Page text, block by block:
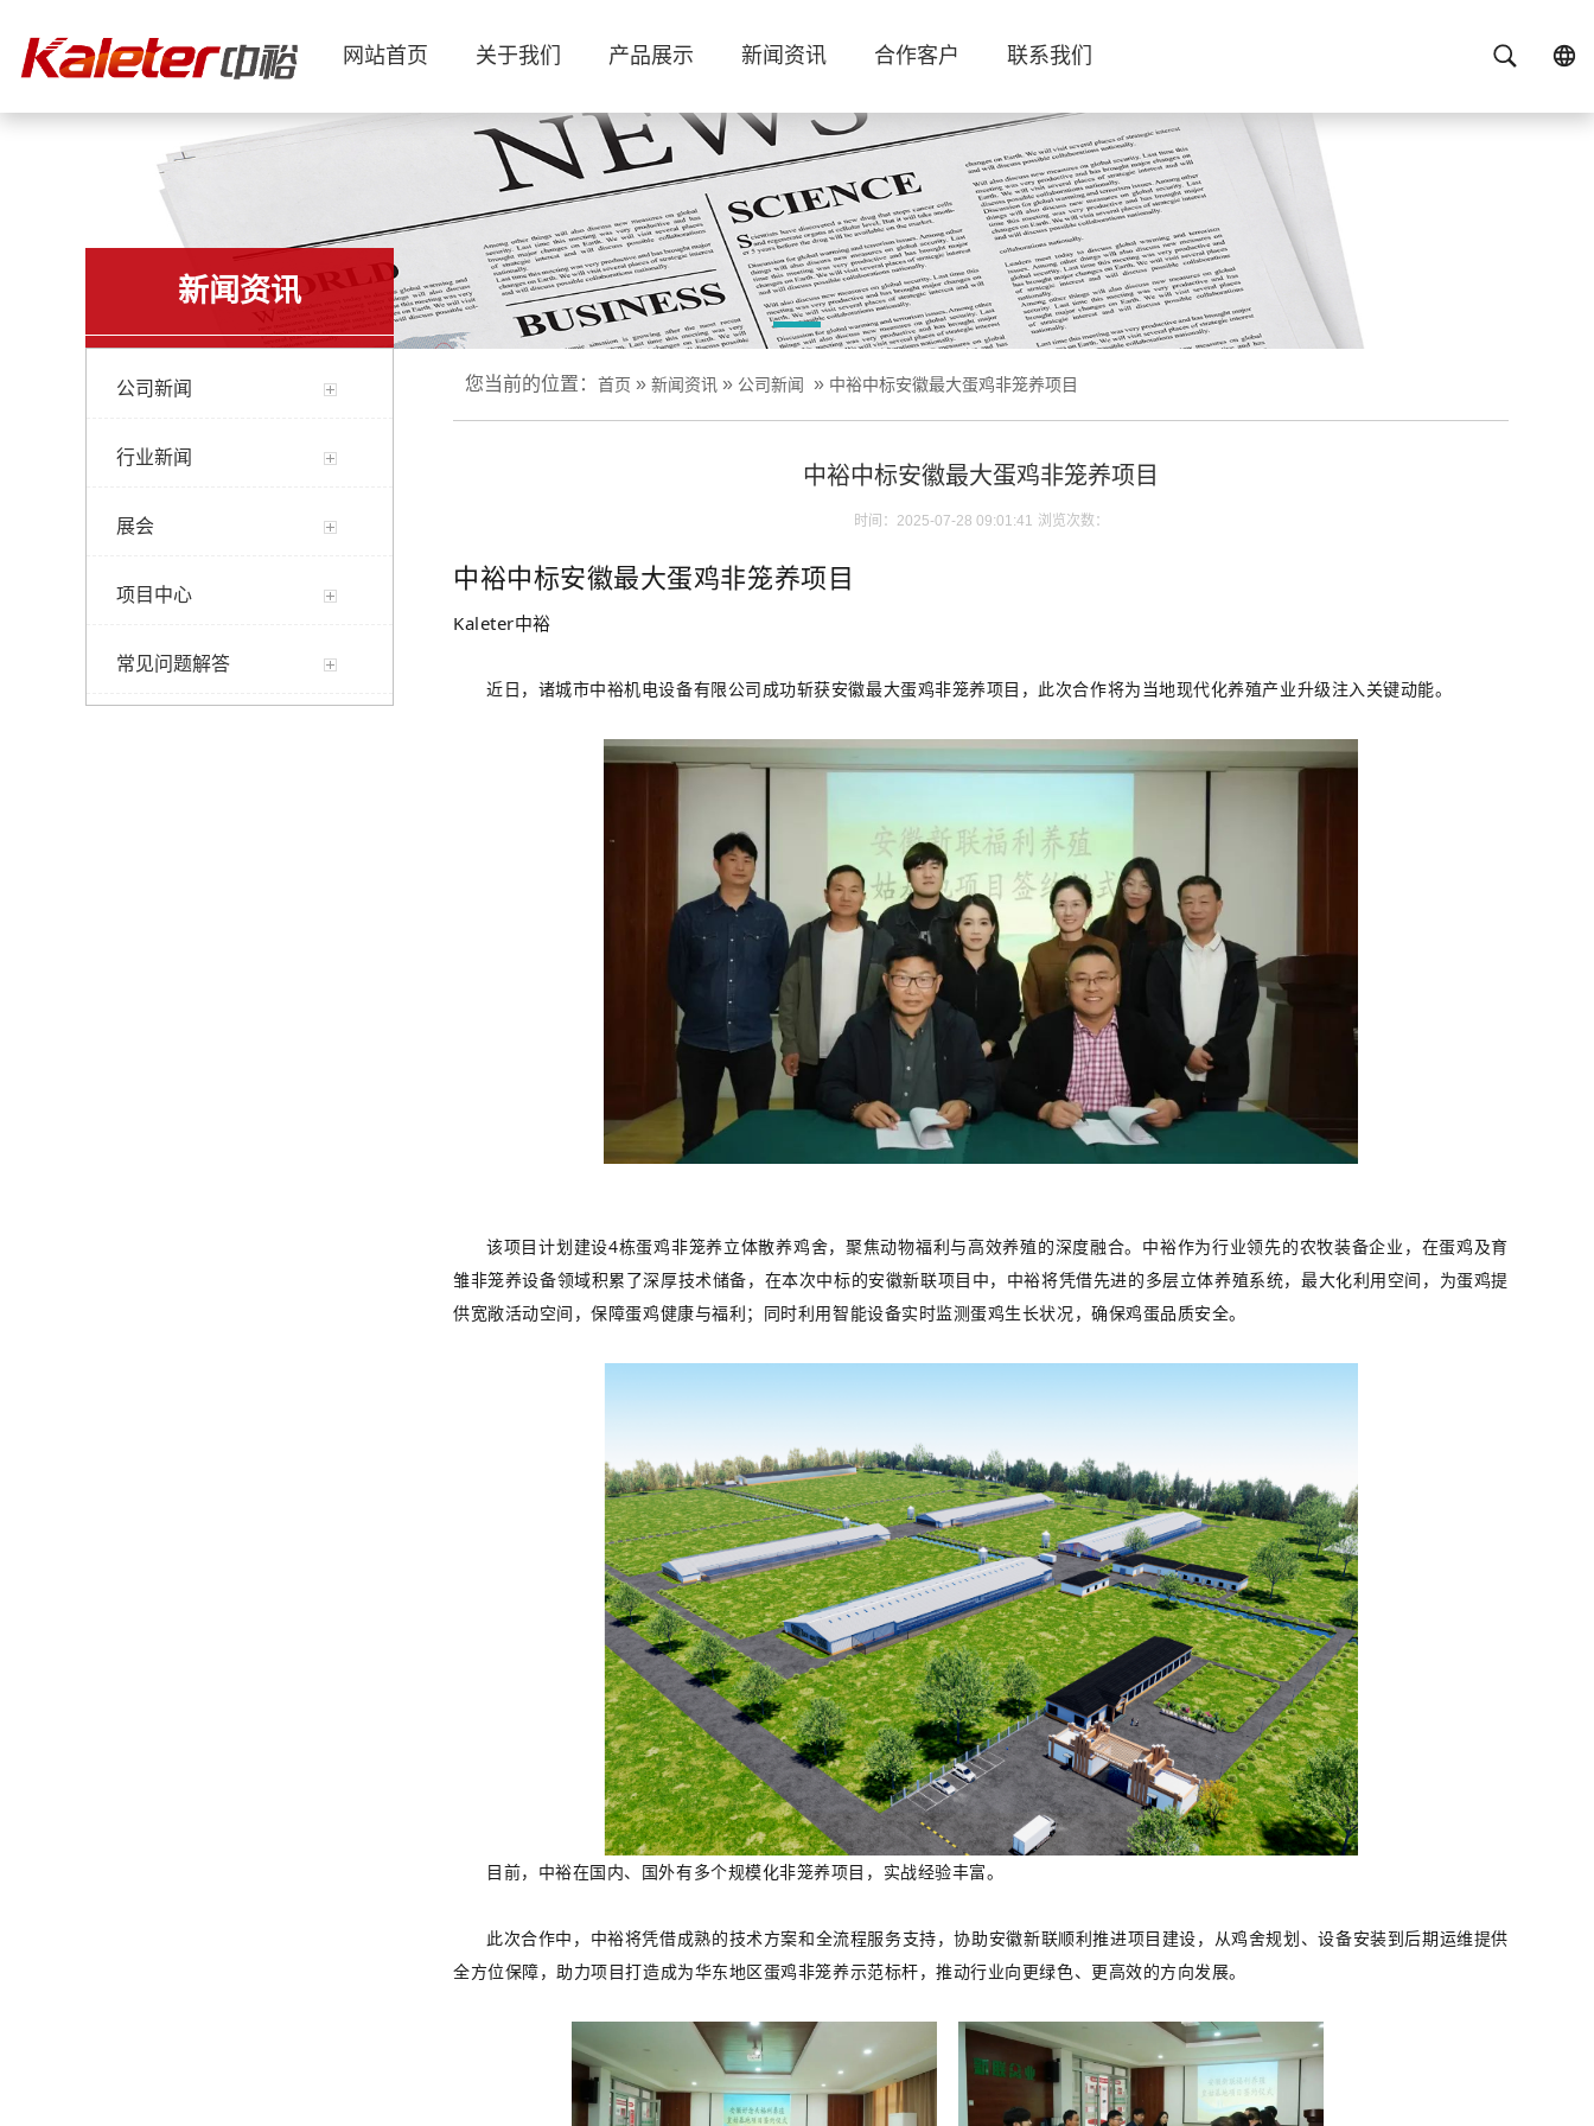
网站首页 关于我们 产品展示 新闻资讯 合作客户 联系我们
新闻资讯
公司新闻
行业新闻
展会
项目中心
常见问题解答
您当前的位置： 首页 » 新闻资讯 » 公司新闻 » 中裕中标安徽最大蛋鸡非笼养项目
中裕中标安徽最大蛋鸡非笼养项目
时间：2025-07-28 09:01:41 浏览次数：
中裕中标安徽最大蛋鸡非笼养项目
Kaleter中裕
近日，诸城市中裕机电设备有限公司成功斩获安徽最大蛋鸡非笼养项目，此次合作将为当地现代化养殖产业升级注入关键动能。
该项目计划建设4栋蛋鸡非笼养立体散养鸡舍，聚焦动物福利与高效养殖的深度融合。中裕作为行业领先的农牧装备企业，在蛋鸡及育
雏非笼养设备领域积累了深厚技术储备，在本次中标的安徽新联项目中，中裕将凭借先进的多层立体养殖系统，最大化利用空间，为蛋鸡提
供宽敞活动空间，保障蛋鸡健康与福利；同时利用智能设备实时监测蛋鸡生长状况，确保鸡蛋品质安全。
目前，中裕在国内、国外有多个规模化非笼养项目，实战经验丰富。
此次合作中，中裕将凭借成熟的技术方案和全流程服务支持，协助安徽新联顺利推进项目建设，从鸡舍规划、设备安装到后期运维提供
全方位保障，助力项目打造成为华东地区蛋鸡非笼养示范标杆，推动行业向更绿色、更高效的方向发展。